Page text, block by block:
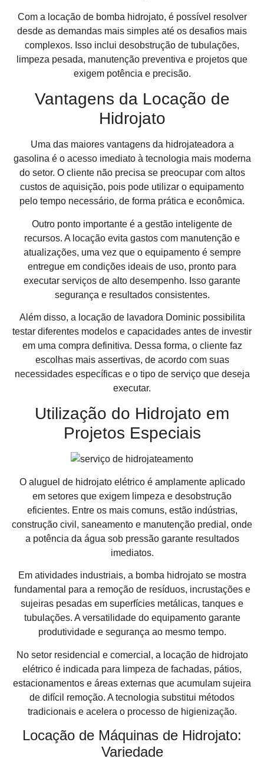
Com a locação de bomba hidrojato, é possível resolver
desde as demandas mais simples até os desafios mais
complexos. Isso inclui desobstrução de tubulações,
limpeza pesada, manutenção preventiva e projetos que
exigem potência e precisão.
Vantagens da Locação de
Hidrojato
Uma das maiores vantagens da hidrojateadora a
gasolina é o acesso imediato à tecnologia mais moderna
do setor. O cliente não precisa se preocupar com altos
custos de aquisição, pois pode utilizar o equipamento
pelo tempo necessário, de forma prática e econômica.
Outro ponto importante é a gestão inteligente de
recursos. A locação evita gastos com manutenção e
atualizações, uma vez que o equipamento é sempre
entregue em condições ideais de uso, pronto para
executar serviços de alto desempenho. Isso garante
segurança e resultados consistentes.
Além disso, a locação de lavadora Dominic possibilita
testar diferentes modelos e capacidades antes de investir
em uma compra definitiva. Dessa forma, o cliente faz
escolhas mais assertivas, de acordo com suas
necessidades específicas e o tipo de serviço que deseja
executar.
Utilização do Hidrojato em
Projetos Especiais
O aluguel de hidrojato elétrico é amplamente aplicado
em setores que exigem limpeza e desobstrução
eficientes. Entre os mais comuns, estão indústrias,
construção civil, saneamento e manutenção predial, onde
a potência da água sob pressão garante resultados
imediatos.
Em atividades industriais, a bomba hidrojato se mostra
fundamental para a remoção de resíduos, incrustações e
sujeiras pesadas em superfícies metálicas, tanques e
tubulações. A versatilidade do equipamento garante
produtividade e segurança ao mesmo tempo.
No setor residencial e comercial, a locação de hidrojato
elétrico é indicada para limpeza de fachadas, pátios,
estacionamentos e áreas externas que acumulam sujeira
de difícil remoção. A tecnologia substitui métodos
tradicionais e acelera o processo de higienização.
Locação de Máquinas de Hidrojato:
Variedade